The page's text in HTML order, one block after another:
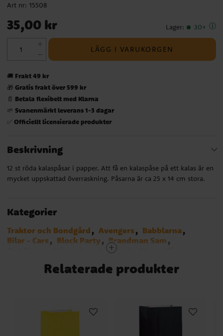
Art nr: 15508
Pris
35,00 kr
35,00 kr Lager: 30+
LÄGG I VARUKORGEN
🚚 Frakt 49 kr
🎁 Gratis frakt över 599 kr
📄 Betala flexibelt med Klarna
🌱 Svanenmärkt leverans 1-3 dagar
✅ Officiellt licensierade produkter
Beskrivning
12 st röda kalaspåsar i papper. Att få en kalaspåse på ett kalas är en
mycket uppskattad överraskning. Påsarna är ca 25 x 14 cm stora.
Kategorier
Traktor och Bondgård Avengers
Babblarna
Bilar - Cars
Block Party
Brandman Sam
Miraculous Ladybug
Pyjamashjältarna
Spiderman
Star Wars
Relaterade produkter